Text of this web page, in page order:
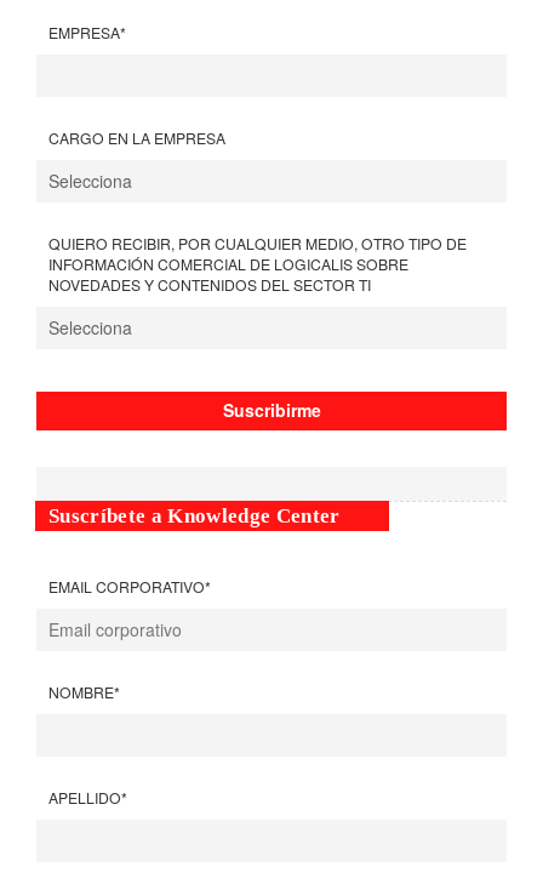
EMPRESA*
CARGO EN LA EMPRESA
QUIERO RECIBIR, POR CUALQUIER MEDIO, OTRO TIPO DE
INFORMACIÓN COMERCIAL DE LOGICALIS SOBRE
NOVEDADES Y CONTENIDOS DEL SECTOR TI
Suscríbete a Knowledge Center
EMAIL CORPORATIVO*
NOMBRE*
APELLIDO*